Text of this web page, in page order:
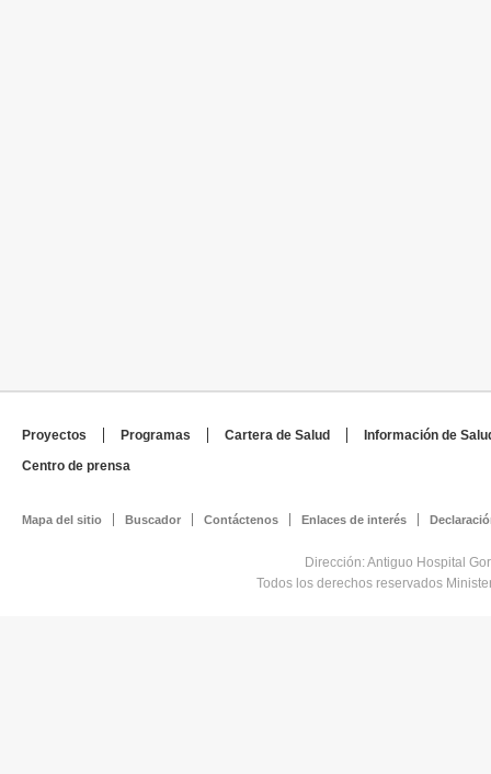
Proyectos Programas Cartera de Salud
Información de
Centro de prensa
Mapa del sitio Buscador Contáctenos Enlaces de interés
Dirección: Antiguo Hospital
Todos los derechos reservados